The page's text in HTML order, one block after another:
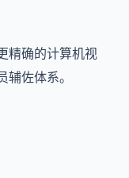
精确的计算机视
佐体系。